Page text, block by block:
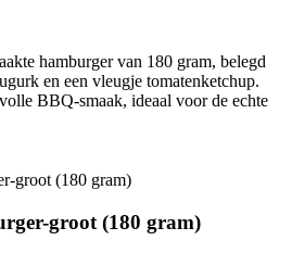
hamburger van 180 gram, belegd
en een vleugje tomatenketchup.
BBQ-smaak, ideaal voor de echte
groot (180 gram)